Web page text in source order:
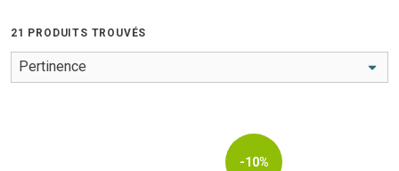
produits d'entretien
l'année.
21 PRODUITS TROUVÉS
-10%